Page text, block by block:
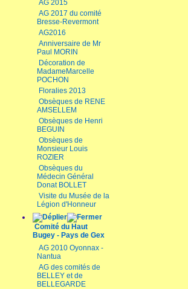
AG 2015
AG 2017 du comité
Bresse-Revermont
AG2016
Anniversaire de Mr
Paul MORIN
Décoration de
MadameMarcelle
POCHON
Floralies 2013
Obsèques de RENE
AMSELLEM
Obsèques de Henri
BEGUIN
Obsèques de
Monsieur Louis
ROZIER
Obsèques du
Médecin Général
Donat BOLLET
Visite du Musée de la
Légion d'Honneur
Comité du Haut
Bugey - Pays de Gex
AG 2010 Oyonnax -
Nantua
AG des comités de
BELLEY et de
BELLEGARDE